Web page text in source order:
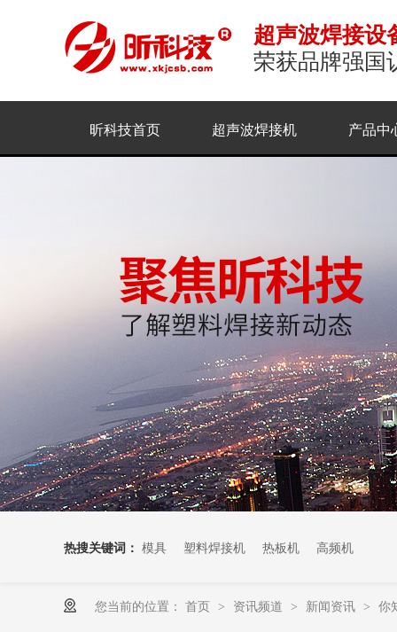
超声波焊接设
荣获品牌强国
昕科技首页 超声波焊接机 产品中
热搜关键词： 模具 塑料焊接机 热板机 高频机
您当前的位置： 首页 > 资讯频道 > 新闻资讯 > 你